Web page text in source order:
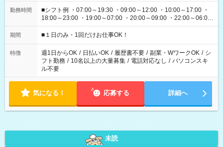
勤務時間
■シフト例 ・07:00～19:30 ・09:00～12:00 ・10:00～17:00 ・
18:00～23:00 ・19:00～07:00 ・20:00～09:00 ・22:00～06:00
etc ★最短で3時間で5,120円のお仕事から 15時間で2万円近く稼
げるお仕事も！ ご希望のお時間に合わせてご紹介！ ※シフトは
ください！
期間 ■１日のみ・1回だけお仕事OK！
特徴 週1日からOK / 日払いOK / 履歴書不要 / 副業・WワークOK / シ
フト勤務 / 10名以上の大量募集 / 電話対応なし / パソコンスキ
ル不要
気になる！ 応募する 詳細へ
未読